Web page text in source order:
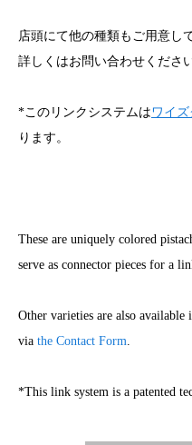
店頭にて他の種類もご用意し
詳しくはお問い合わせください
*このリンクシステムはワイズ
ります。
These are uniquely colored
serve as connector pieces for a
Other varieties are also available
via the Contact Form.
*This link system is a patented